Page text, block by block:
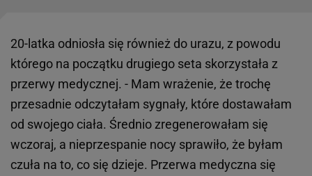
20-latka odniosła się również do urazu, z powodu
którego na początku drugiego seta skorzystała z
przerwy medycznej. - Mam wrażenie, że trochę
przesadnie odczytałam sygnały, które dostawałam
od swojego ciała. Średnio zregenerowałam się
wczoraj, a nieprzespanie nocy sprawiło, że byłam
czuła na to, co się dzieje. Przerwa medyczna się